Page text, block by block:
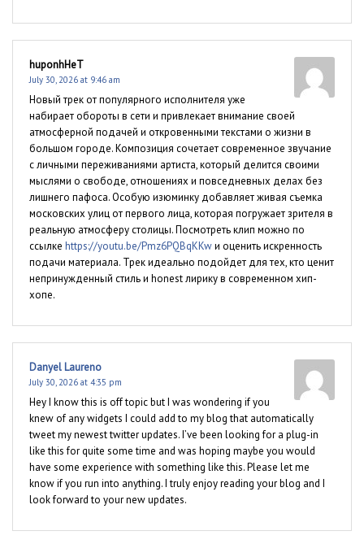
huponhHeT
July 30, 2026 at 9:46 am
Новый трек от популярного исполнителя уже
набирает обороты в сети и привлекает внимание своей
атмосферной подачей и откровенными текстами о жизни в
большом городе. Композиция сочетает современное звучание
с личными переживаниями артиста, который делится своими
мыслями о свободе, отношениях и повседневных делах без
лишнего пафоса. Особую изюминку добавляет живая съемка
московских улиц от первого лица, которая погружает зрителя в
реальную атмосферу столицы. Посмотреть клип можно по
ссылке https://youtu.be/Pmz6PQBqKKwи оценить искренность
подачи материала. Трек идеально подойдет для тех, кто ценит
непринужденный стиль и honest лирику в современном хип-
хопе.
Danyel Laureno
July 30, 2026 at 4:35 pm
Hey I know this is off topic but I was wondering if you
knew of any widgets I could add to my blog that automatically
tweet my newest twitter updates. I’ve been looking for a plug-in
like this for quite some time and was hoping maybe you would
have some experience with something like this. Please let me
know if you run into anything. I truly enjoy reading your blog and I
look forward to your new updates.